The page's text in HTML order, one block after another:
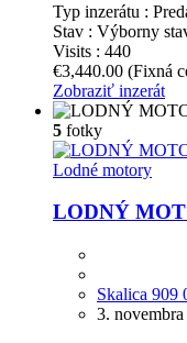
Typ inzerátu :
Stav : Výborny
Visits : 440
€3,440.00 (Fixná
Zobraziť inzerát
5 fotky
Lodné motory
LODNÝ
Skalica 909
3.